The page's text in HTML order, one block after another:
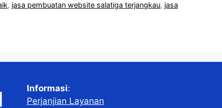
, jasa pembuatan website salatiga terjangkau, jasa
Informasi:
Perjanjian Layanan